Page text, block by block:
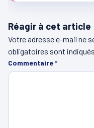
Réagir à cet article
Votre adresse e-mail ne
obligatoires sont
Commentaire*